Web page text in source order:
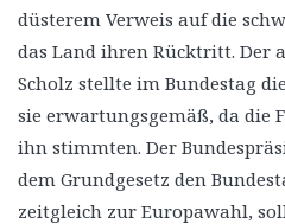
düsterem Verweis auf die
das Land ihren Rücktritt. Der
Scholz stellte im Bundestag
sie erwartungsgemäß, da die
ihn stimmten. Der
dem Grundgesetz den
zeitgleich zur Europawahl,